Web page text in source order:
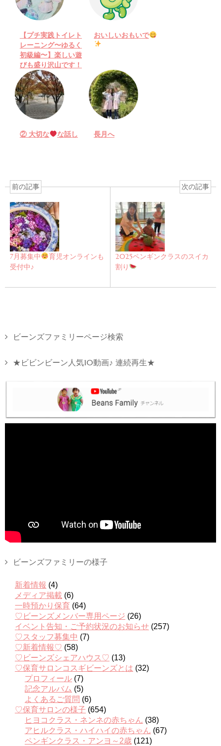
【プチ実践トイレト
レーニング〜ゆるく
初級編〜】楽しい遊
びも盛り沢山です！
おいしいおもいで
② 大切な な話し 長月へ
前の記事
7月募集中
育児オンラインも
受付中♪
次の記事
2025ペンギンクラスのスイカ
割り
ビーンズファミリーページ検索
★ビビンビーン人気10動画♪ 連続再生★
ビーンズファミリーの様子
新着情報 (4)
メディア掲載 (6)
一時預かり保育 (64)
♡ビーンズメンバー専用ページ (26)
イベント告知・ご予約状況のお知らせ (257)
♡スタッフ募集中 (7)
♡新着情報♡ (58)
♡ビーンズシェアハウス♡ (13)
♡保育サロンコスギビーンズとは (32)
プロフィール (7)
記念アルバム (5)
よくあるご質問 (6)
♡保育サロンの様子 (654)
ヒヨコクラス・ネンネの赤ちゃん (38)
アヒルクラス・ハイハイの赤ちゃん (67)
ペンギンクラス・アンヨ～2歳 (121)